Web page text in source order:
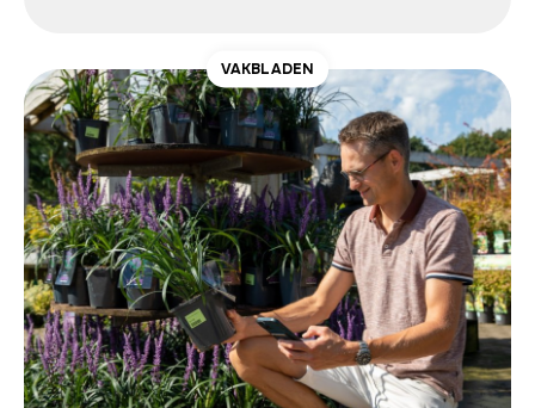
VAKBLADEN